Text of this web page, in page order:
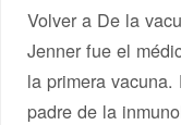
Volver a De la
Jenner fue el
la primera
padre de la